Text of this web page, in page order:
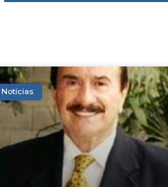
Notícias